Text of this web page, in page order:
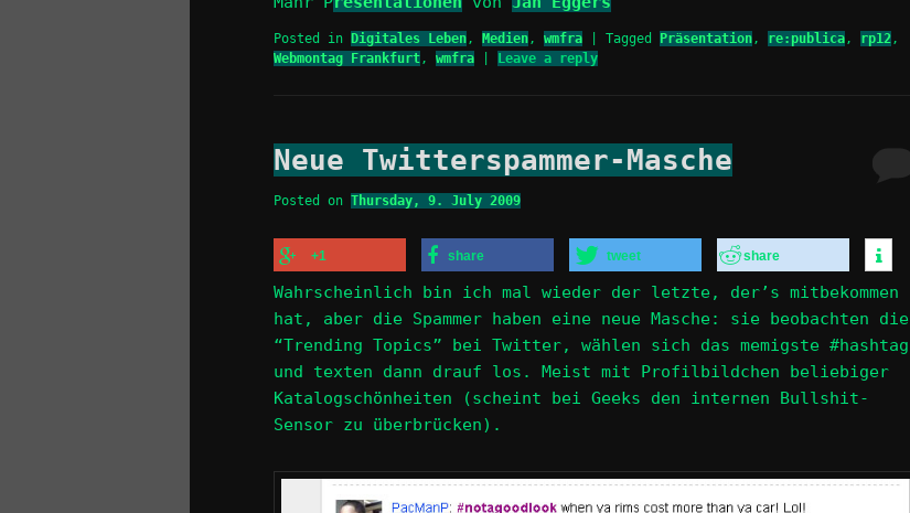
Posted in Digitales Leben , Medien , wmfra Tagged Präsentation , re:publica , rp12 ,
Webmontag Frankfurt , wmfra Leave a reply
Neue Twitterspammer-Masche
Posted on Thursday, 9. July 2009
+1 share tweet share
Wahrscheinlich bin ich mal wieder der letzte, der’s mitbekommen
hat, aber die Spammer haben eine neue Masche: sie beobachten die
“Trending Topics” bei Twitter, wählen sich das memigste #hashtag
und texten dann drauf los. Meist mit Profilbildchen beliebiger
Katalogschönheiten (scheint bei Geeks den internen Bullshit-
Sensor zu überbrücken).